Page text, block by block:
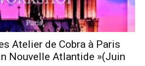
Atelier de Cobra à Paris
Nouvelle Atlantide »(Juin